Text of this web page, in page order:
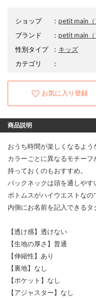
ショップ ： petit main（
ブランド
： petit main
性別タイプ
： キッズ
カテゴリ
：
お気に入り登録
商品説明
おうち時間が楽しくなるよう
カラーごとに異なるモチー
持っておくのもおすすめ。
バックネックは頭を通しやす
ボトムスがハイウエストなの
内側にお名前を記入できるタ
【透け感】透けない
【生地の厚さ】普通
【伸縮性】あり
【裏地】なし
【ポケット】なし
【アジャスター】なし